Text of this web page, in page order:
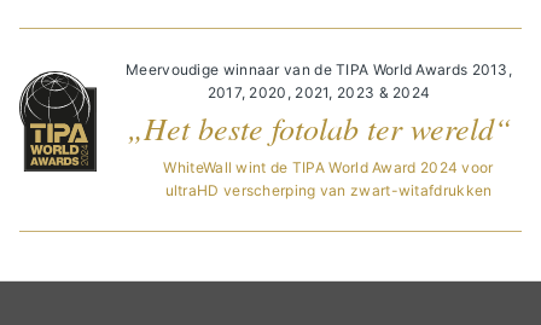
Meervoudige winnaar van de TIPA World Awards 2013,
2017, 2020, 2021, 2023 & 2024
„Het beste fotolab ter wereld“
WhiteWall wint de TIPA World Award 2024 voor
ultraHD verscherping van zwart-witafdrukken